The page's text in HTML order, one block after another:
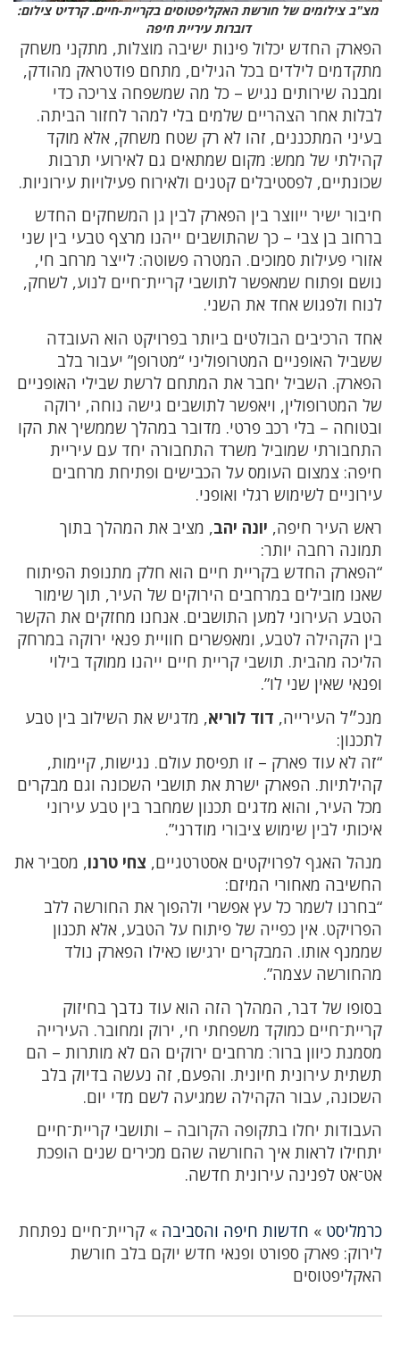
מצ"ב צילומים של חורשת האקליפטוסים בקריית-חיים. קרדיט צילום:
דוברות עיריית חיפה
הפארק החדש יכלול פינות ישיבה מוצלות, מתקני משחק
מתקדמים לילדים בכל הגילים, מתחם פודטראק מהודק,
ומבנה שירותים נגיש – כל מה שמשפחה צריכה כדי
לבלות אחר הצהריים שלמים בלי למהר לחזור הביתה.
בעיני המתכננים, זהו לא רק שטח משחק, אלא מוקד
קהילתי של ממש: מקום שמתאים גם לאירועי תרבות
שכונתיים, לפסטיבלים קטנים ולאירוח פעילויות עירוניות.
חיבור ישיר ייווצר בין הפארק לבין גן המשחקים החדש
ברחוב בן צבי – כך שהתושבים ייהנו מרצף טבעי בין שני
אזורי פעילות סמוכים. המטרה פשוטה: לייצר מרחב חי,
נושם ופתוח שמאפשר לתושבי קריית־חיים לנוע, לשחק,
לנוח ולפגוש אחד את השני.
אחד הרכיבים הבולטים ביותר בפרויקט הוא העובדה
ששביל האופניים המטרופוליני “מטרופן” יעבור בלב
הפארק. השביל יחבר את המתחם לרשת שבילי האופניים
של המטרופולין, ויאפשר לתושבים גישה נוחה, ירוקה
ובטוחה – בלי רכב פרטי. מדובר במהלך שממשיך את הקו
התחבורתי שמוביל משרד התחבורה יחד עם עיריית
חיפה: צמצום העומס על הכבישים ופתיחת מרחבים
עירוניים לשימוש רגלי ואופני.
ראש העיר חיפה, יונה יהב, מציב את המהלך בתוך
תמונה רחבה יותר:
“הפארק החדש בקריית חיים הוא חלק מתנופת הפיתוח
שאנו מובילים במרחבים הירוקים של העיר, תוך שימור
הטבע העירוני למען התושבים. אנחנו מחזקים את הקשר
בין הקהילה לטבע, ומאפשרים חוויית פנאי ירוקה במרחק
הליכה מהבית. תושבי קריית חיים ייהנו ממוקד בילוי
ופנאי שאין שני לו”.
מנכ״ל העירייה, דוד לוריא, מדגיש את השילוב בין טבע
לתכנון:
“זה לא עוד פארק – זו תפיסת עולם. נגישות, קיימות,
קהילתיות. הפארק ישרת את תושבי השכונה וגם מבקרים
מכל העיר, והוא מדגים תכנון שמחבר בין טבע עירוני
איכותי לבין שימוש ציבורי מודרני”.
מנהל האגף לפרויקטים אסטרטגיים, צחי טרנו, מסביר את
החשיבה מאחורי המיזם:
“בחרנו לשמר כל עץ אפשרי ולהפוך את החורשה ללב
הפרויקט. אין כפייה של פיתוח על הטבע, אלא תכנון
שממנף אותו. המבקרים ירגישו כאילו הפארק נולד
מהחורשה עצמה”.
בסופו של דבר, המהלך הזה הוא עוד נדבך בחיזוק
קריית־חיים כמוקד משפחתי חי, ירוק ומחובר. העירייה
מסמנת כיוון ברור: מרחבים ירוקים הם לא מותרות – הם
תשתית עירונית חיונית. והפעם, זה נעשה בדיוק בלב
השכונה, עבור הקהילה שמגיעה לשם מדי יום.
העבודות יחלו בתקופה הקרובה – ותושבי קריית־חיים
יתחילו לראות איך החורשה שהם מכירים שנים הופכת
אט־אט לפנינה עירונית חדשה.
כרמליסט » חדשות חיפה והסביבה » קריית־חיים נפתחת
לירוק: פארק ספורט ופנאי חדש יוקם בלב חורשת
האקליפטוסים